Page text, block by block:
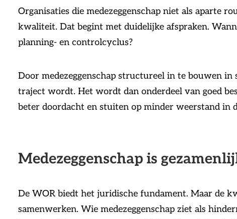
Organisaties die medezeggenschap niet als aparte
kwaliteit. Dat begint met duidelijke afspraken.
planning- en controlcyclus?
Door medezeggenschap structureel in te bouwen
traject wordt. Het wordt dan onderdeel van goed
beter doordacht en stuiten op minder weerstand in
Medezeggenschap is
De WOR biedt het juridische fundament. Maar de
samenwerken. Wie medezeggenschap ziet als